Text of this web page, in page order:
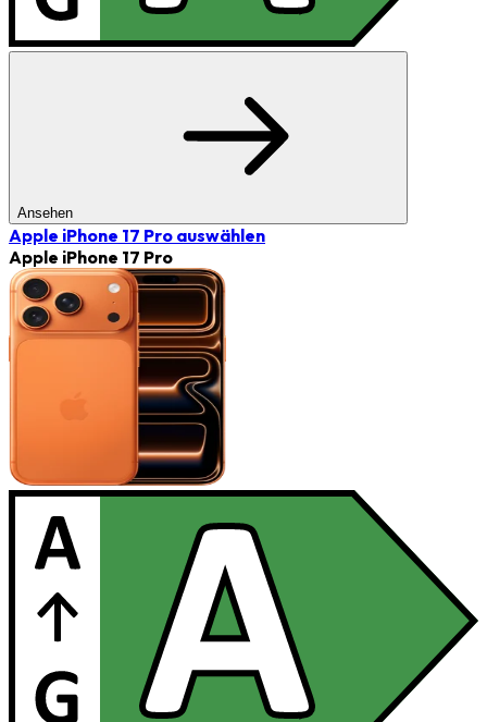
Ansehen
Apple iPhone 17 Pro auswählen
Apple iPhone 17 Pro